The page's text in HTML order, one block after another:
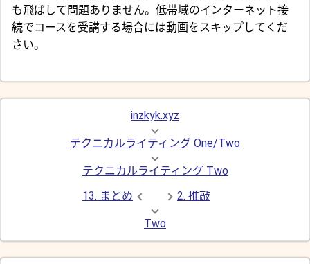
も飛ばして問題ありません。低帯域のインターネット接
続でコースを受講する場合には動画をスキップしてくだ
さい。
inzkyk.xyz
テクニカルライティング One/Two
テクニカルライティング Two
13. まとめ
2. 推敲
Two